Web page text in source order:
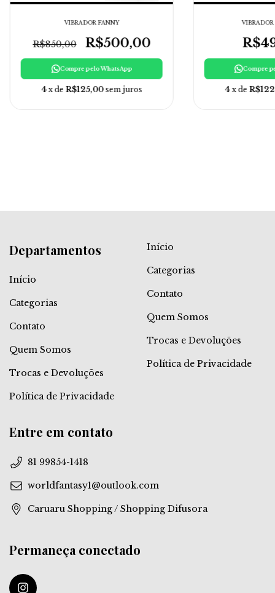
VIBRADOR FANNY
R$850,00 R$500,00
Compre pelo WhatsApp
4 x de R$125,00 sem juros
Compre
4 x de
Departamentos
Início
Categorias
Contato
Quem Somos
Trocas e Devoluções
Política de Privacidade
Início
Categorias
Contato
Quem Somos
Trocas e Devoluções
Política de Privacidade
Entre em contato
81 99854-1418
worldfantasy1@outlook.com
Caruaru Shopping / Shopping Difusora
Permaneça conectado